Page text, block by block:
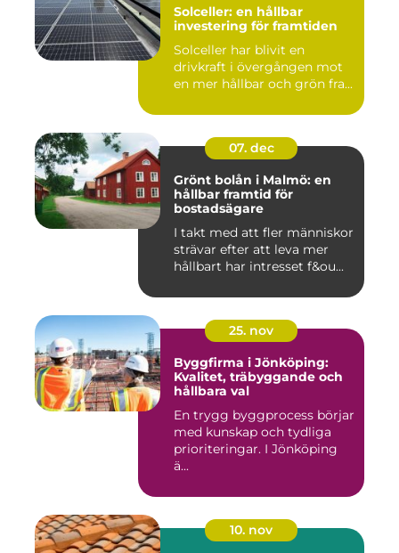
Solceller: en hållbar
investering för framtiden
Solceller har blivit en
drivkraft i övergången mot
en mer hållbar och grön fra...
07. dec
Grönt bolån i Malmö: en
hållbar framtid för
bostadsägare
I takt med att fler människor
strävar efter att leva mer
hållbart har intresset f&ou...
25. nov
Byggfirma i Jönköping:
Kvalitet, träbyggande och
hållbara val
En trygg byggprocess börjar
med kunskap och tydliga
prioriteringar. I Jönköping
ä...
10. nov